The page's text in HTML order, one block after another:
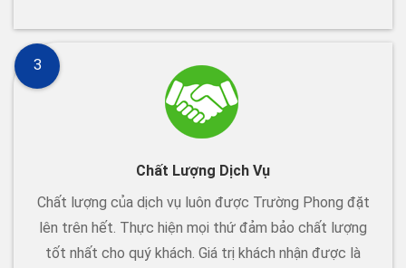
Chất Lượng Dịch Vụ
Chất lượng của dịch vụ luôn được Trường Phong đặt
lên trên hết. Thực hiện mọi thứ đảm bảo chất lượng
tốt nhất cho quý khách. Giá trị khách nhận được là
3